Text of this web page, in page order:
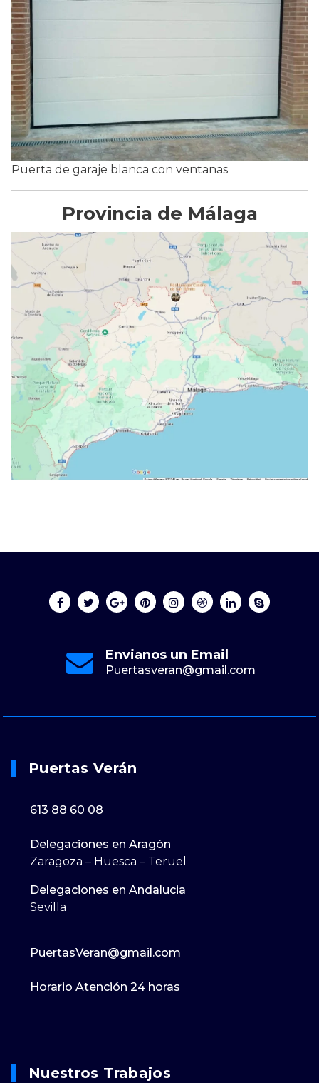
Puerta de garaje blanca con ventanas
Provincia de Málaga
Envianos un Email
Puertasveran@gmail.com
Puertas Verán
613 88 60 08
Delegaciones en Aragón
Zaragoza – Huesca – Teruel
Delegaciones en Andalucia
Sevilla
PuertasVeran@gmail.com
Horario Atención 24 horas
Nuestros Trabajos